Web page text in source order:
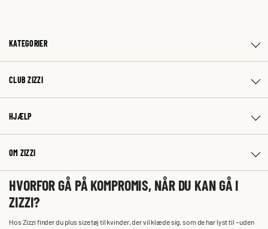
KATEGORIER
CLUB ZIZZI
HJÆLP
OM ZIZZI
HVORFOR GÅ PÅ KOMPROMIS, NÅR DU KAN GÅ I
ZIZZI?
Hos Zizzi finder du plus size tøj til kvinder, der vil klæde sig, som de har lyst til – uden